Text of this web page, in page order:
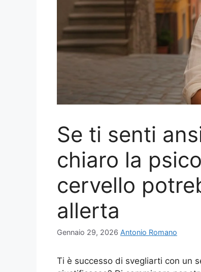
Se ti senti
chiaro la
cervello
allerta
Gennaio 29, 2026 Antonio Romano
Ti è successo di svegliarti con un